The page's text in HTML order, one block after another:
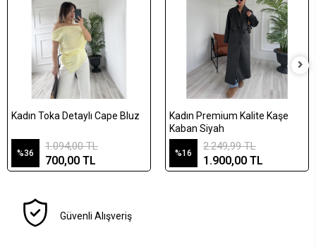
Kadın Toka Detaylı Cape Bluz
%36
1.094,00 TL
700,00 TL
Kadın Premium Kalite Kaşe
Kaban Siyah
%16
2.249,99 TL
1.900,00 TL
Güvenli Alışveriş